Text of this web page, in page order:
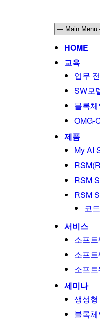
HOME
교육
업무
SW모
블록
OMG-
제품
My AI
RSM
RSM
코
서비스
소프
소프
소프
세미나
생성형
블록